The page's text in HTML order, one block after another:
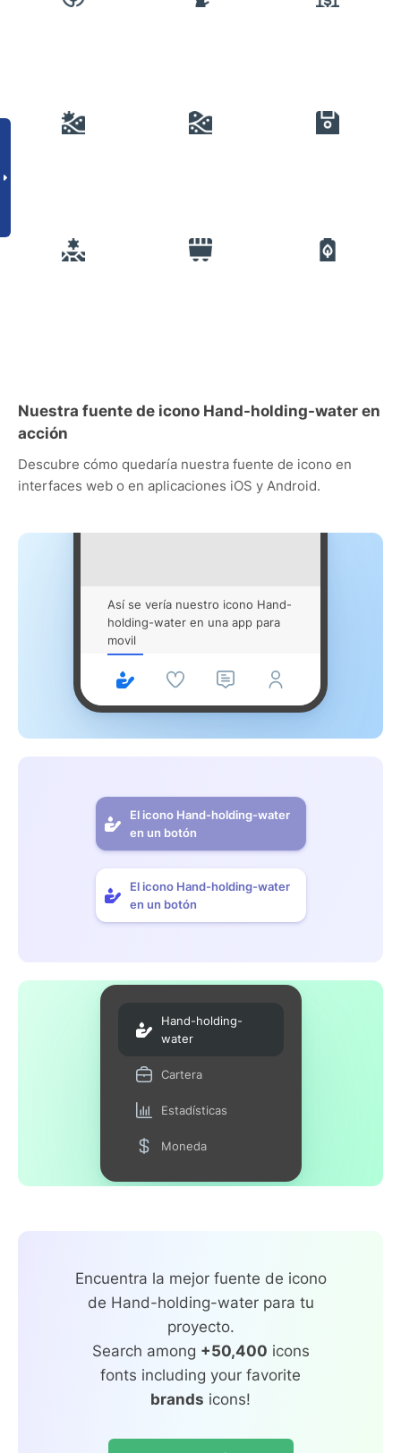
Nuestra fuente de icono Hand-holding-water en
acción
Descubre cómo quedaría nuestra fuente de icono en
interfaces web o en aplicaciones iOS y Android.
Así se vería nuestro icono Hand-
holding-water en una app para
movil
El icono Hand-holding-water
en un botón
El icono Hand-holding-water
en un botón
Hand-holding-
water
Cartera
Estadísticas
Moneda
Encuentra la mejor fuente de icono
de Hand-holding-water para tu
proyecto.
Search among +50,400 icons
fonts including your favorite
brands icons!